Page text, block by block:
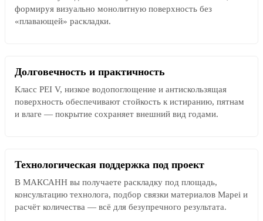
формируя визуально монолитную поверхность без
«плавающей» раскладки.
Долговечность и практичность
Класс PEI V, низкое водопоглощение и антискользящая
поверхность обеспечивают стойкость к истиранию, пятнам
и влаге — покрытие сохраняет внешний вид годами.
Технологическая поддержка под проект
В МАКСАНН вы получаете раскладку под площадь,
консультацию технолога, подбор связки материалов Mapei и
расчёт количества — всё для безупречного результата.